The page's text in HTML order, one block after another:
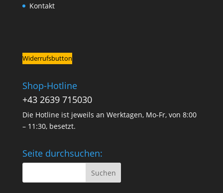
Kontakt
Widerrufsbutton
Shop-Hotline
+43 2639 715030
Die Hotline ist jeweils an Werktagen, Mo-Fr, von 8:00
– 11:30, besetzt.
Seite durchsuchen: